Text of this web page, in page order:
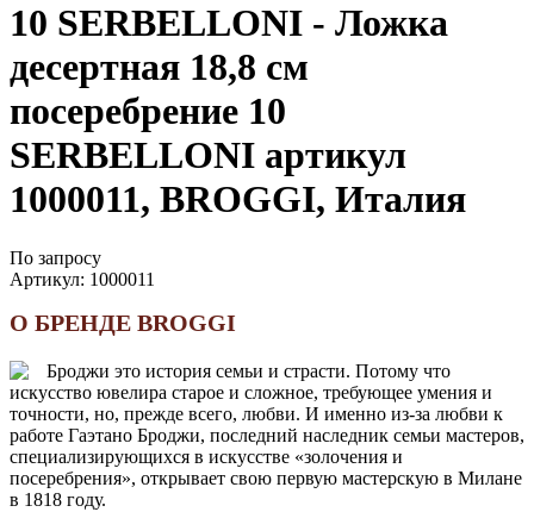
10 SERBELLONI - Ложка
десертная 18,8 см
посеребрение 10
SERBELLONI артикул
1000011, BROGGI, Италия
По запросу
Артикул: 1000011
О БРЕНДЕ BROGGI
Броджи это история семьи и страсти. Потому что
искусство ювелира старое и сложное, требующее умения и
точности, но, прежде всего, любви. И именно из-за любви к
работе Гаэтано Броджи, последний наследник семьи мастеров,
специализирующихся в искусстве «золочения и
посеребрения», открывает свою первую мастерскую в Милане
в 1818 году.